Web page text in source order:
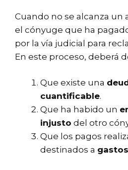
Cuando no se alcanza un
el cónyuge que ha
por la vía judicial para
En este proceso, deberá
Que existe una
cuantificable.
Que ha habido un
injusto del otro
Que los pagos
destinados a